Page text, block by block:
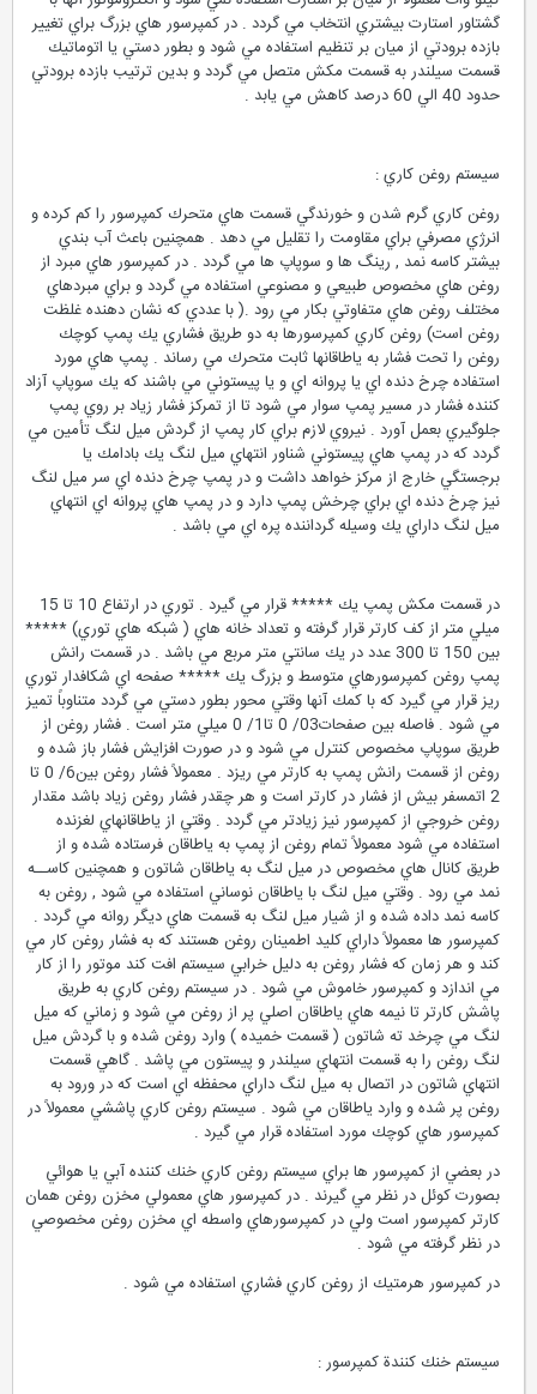
گشتاور استارت بيشتري انتخاب مي گردد . در كمپرسور هاي بزرگ براي تغيير
بازده برودتي از ميان بر تنظيم استفاده مي شود و بطور دستي يا اتوماتيك
قسمت سيلندر به قسمت مكش متصل مي گردد و بدين ترتيب بازده برودتي
حدود 40 الي 60 درصد كاهش مي يابد .
سيستم روغن كاري :
روغن كاري گرم شدن و خورندگي قسمت هاي متحرك كمپرسور را كم كرده و
انرژي مصرفي براي مقاومت را تقليل مي دهد . همچنين باعث آب بندي
بيشتر كاسه نمد , رينگ ها و سوپاپ ها مي گردد . در كمپرسور هاي مبرد از
روغن هاي مخصوص طبيعي و مصنوعي استفاده مي گردد و براي مبردهاي
مختلف روغن هاي متفاوتي بكار مي رود .( با عددي كه نشان دهنده غلظت
روغن است) روغن كاري كمپرسورها به دو طريق فشاري يك پمپ كوچك
روغن را تحت فشار به ياطاقانها ثابت متحرك مي رساند . پمپ هاي مورد
استفاده چرخ دنده اي يا پروانه اي و يا پيستوني مي باشند كه يك سوپاپ آزاد
كننده فشار در مسير پمپ سوار مي شود تا از تمركز فشار زياد بر روي پمپ
جلوگيري بعمل آورد . نيروي لازم براي كار پمپ از گردش ميل لنگ تأمين مي
گردد كه در پمپ هاي پيستوني شناور انتهاي ميل لنگ يك بادامك يا
برجستگي خارج از مركز خواهد داشت و در پمپ چرخ دنده اي سر ميل لنگ
نيز چرخ دنده اي براي چرخش پمپ دارد و در پمپ هاي پروانه اي انتهاي
ميل لنگ داراي يك وسيله گرداننده پره اي مي باشد .
در قسمت مكش پمپ يك ***** قرار مي گيرد . توري در ارتفاع 10 تا 15
ميلي متر از كف كارتر قرار گرفته و تعداد خانه هاي ( شبكه هاي توري) *****
بين 150 تا 300 عدد در يك سانتي متر مربع مي باشد . در قسمت رانش
پمپ روغن كمپرسورهاي متوسط و بزرگ يك ***** صفحه اي شكافدار توري
ريز قرار مي گيرد كه با كمك آنها وقتي محور بطور دستي مي گردد متناوباً تميز
مي شود . فاصله بين صفحات03/ 0 تا1/ 0 ميلي متر است . فشار روغن از
طريق سوپاپ مخصوص كنترل مي شود و در صورت افزايش فشار باز شده و
روغن از قسمت رانش پمپ به كارتر مي ريزد . معمولاً فشار روغن بين6/ 0 تا
2 اتمسفر بيش از فشار در كارتر است و هر چقدر فشار روغن زياد باشد مقدار
روغن خروجي از كمپرسور نيز زيادتر مي گردد . وقتي از ياطاقانهاي لغزنده
استفاده مي شود معمولاً تمام روغن از پمپ به ياطاقان فرستاده شده و از
طريق كانال هاي مخصوص در ميل لنگ به ياطاقان شاتون و همچنين كاســه
نمد مي رود . وقتي ميل لنگ با ياطاقان نوساني استفاده مي شود , روغن به
كاسه نمد داده شده و از شيار ميل لنگ به قسمت هاي ديگر روانه مي گردد .
كمپرسور ها معمولاً داراي كليد اطمينان روغن هستند كه به فشار روغن كار مي
كند و هر زمان كه فشار روغن به دليل خرابي سيستم افت كند موتور را از كار
مي اندازد و كمپرسور خاموش مي شود . در سيستم روغن كاري به طريق
پاشش كارتر تا نيمه هاي ياطاقان اصلي پر از روغن مي شود و زماني كه ميل
لنگ مي چرخد ته شاتون ( قسمت خميده ) وارد روغن شده و با گردش ميل
لنگ روغن را به قسمت انتهاي سيلندر و پيستون مي پاشد . گاهي قسمت
انتهاي شاتون در اتصال به ميل لنگ داراي محفظه اي است كه در ورود به
روغن پر شده و وارد ياطاقان مي شود . سيستم روغن كاري پاششي معمولاً در
كمپرسور هاي كوچك مورد استفاده قرار مي گيرد .
در بعضي از كمپرسور ها براي سيستم روغن كاري خنك كننده آبي يا هوائي
بصورت كوئل در نظر مي گيرند . در كمپرسور هاي معمولي مخزن روغن همان
كارتر كمپرسور است ولي در كمپرسورهاي واسطه اي مخزن روغن مخصوصي
در نظر گرفته مي شود .
در كمپرسور هرمتيك از روغن كاري فشاري استفاده مي شود .
سيستم خنك كنندة كمپرسور :